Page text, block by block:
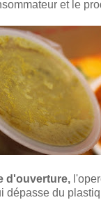
et le
d'ouverture,
dépasse du